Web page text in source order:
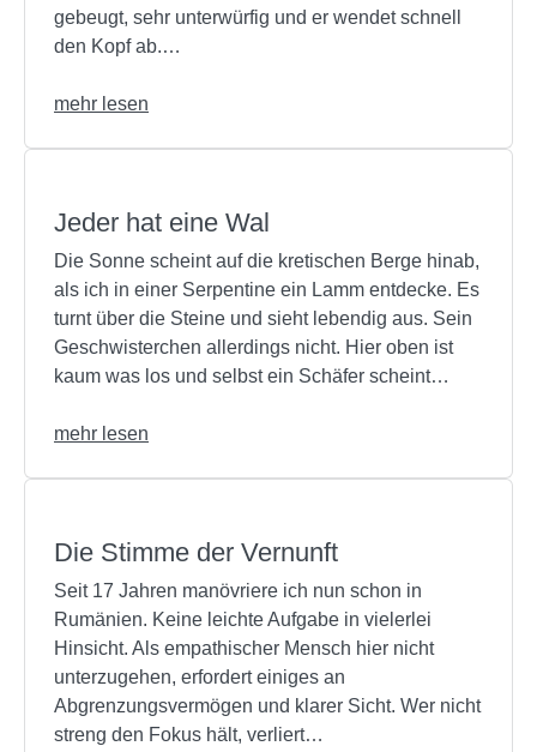
gebeugt, sehr unterwürfig und er wendet schnell
den Kopf ab.…
mehr lesen
Jeder hat eine Wal
Die Sonne scheint auf die kretischen Berge hinab,
als ich in einer Serpentine ein Lamm entdecke. Es
turnt über die Steine und sieht lebendig aus. Sein
Geschwisterchen allerdings nicht. Hier oben ist
kaum was los und selbst ein Schäfer scheint…
mehr lesen
Die Stimme der Vernunft
Seit 17 Jahren manövriere ich nun schon in
Rumänien. Keine leichte Aufgabe in vielerlei
Hinsicht. Als empathischer Mensch hier nicht
unterzugehen, erfordert einiges an
Abgrenzungsvermögen und klarer Sicht. Wer nicht
streng den Fokus hält, verliert…